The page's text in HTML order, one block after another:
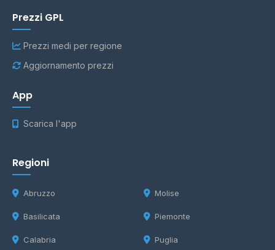
Prezzi GPL
Prezzi medi per regione
Aggiornamento prezzi
App
Scarica l'app
Regioni
Abruzzo
Basilicata
Calabria
Molise
Piemonte
Puglia